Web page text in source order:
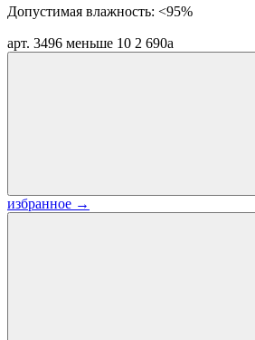
Допустимая влажность: <95%
арт. 3496 меньше 10 2 690a
избранное →